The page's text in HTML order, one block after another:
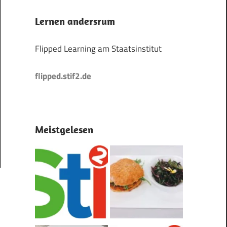
Lernen andersrum
Flipped Learning am Staatsinstitut
flipped.stif2.de
Meistgelesen